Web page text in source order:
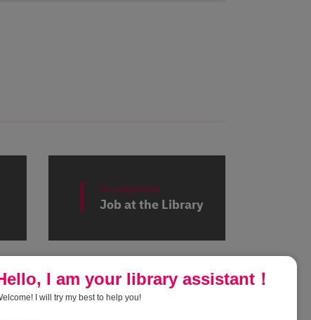
Uncategorized
Job at the Library
I am your library assistant！
I will try my best to help you!